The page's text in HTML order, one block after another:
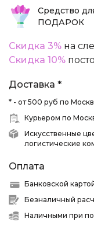
Средство
ПОДАРОК
Скидка 3% на
Скидка 10%
Доставка *
* - от 500 руб по
Курьером по
Искусственные
логистические
Оплата
Банковской
Безналичный
Наличными при